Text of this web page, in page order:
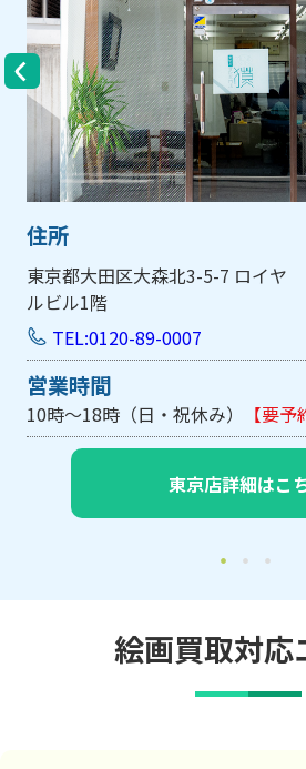
住所
大阪市中央区内平野町1-1-5 西大
手前ビル103号
TEL:0120-89-0007
営業時間
10時～18時（日・祝休み/土曜は不
大阪店詳細はこ
絵画買取対応